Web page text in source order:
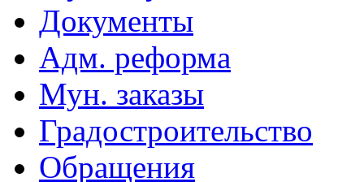
Документы
Адм. реформа
Мун. заказы
Градостроительство
Обращения